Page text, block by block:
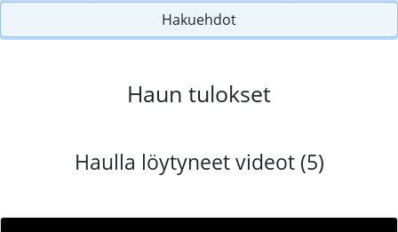
Hakuehdot
Haun tulokset
Haulla löytyneet videot (5)